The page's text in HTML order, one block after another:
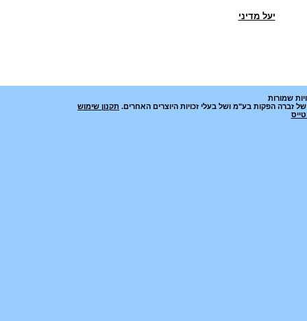
יעל מדיני
שמורות
הפקות בע"מ ושל בעלי זכויות היוצרים האחרים. תקנון שימוש